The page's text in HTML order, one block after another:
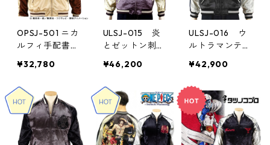
OPSJ-501 ニカ
ルフィ手配書刺
¥32,780
ULSJ-015 炎
とゼットン刺繍
¥46,200
ULSJ-016 ウ
ルトラマンティ
ン
¥42,900